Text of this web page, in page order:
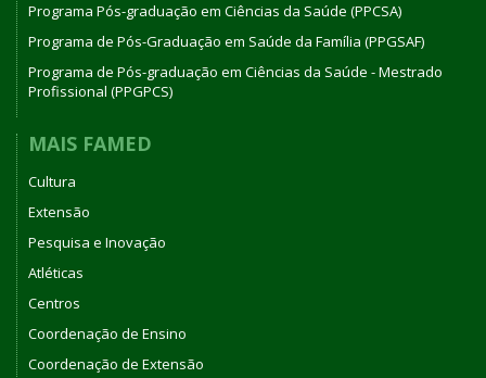
Programa Pós-graduação em Ciências da Saúde (PPCSA)
Programa de Pós-Graduação em Saúde da Família (PPGSAF)
Programa de Pós-graduação em Ciências da Saúde - Mestrado
Profissional (PPGPCS)
MAIS FAMED
Cultura
Extensão
Pesquisa e Inovação
Atléticas
Centros
Coordenação de Ensino
Coordenação de Extensão